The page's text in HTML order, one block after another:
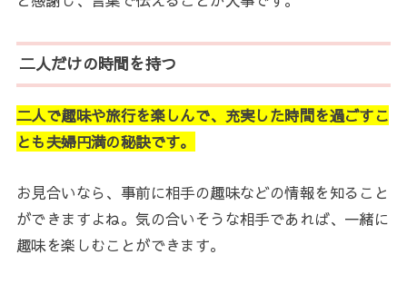
二人だけの時間を持つ
二人で趣味や旅行を楽しんで、充実した時間を過ごすこ
とも夫婦円満の秘訣です。
お見合いなら、事前に相手の趣味などの情報を知ること
ができますよね。気の合いそうな相手であれば、一緒に
趣味を楽しむことができます。